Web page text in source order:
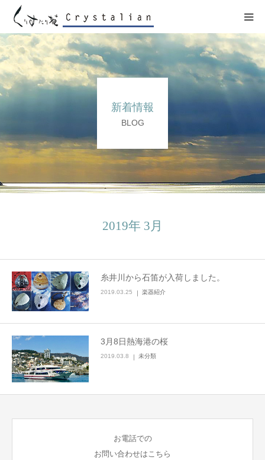
新着情報
BLOG
2019年 3月
糸井川から石笛が入荷しました。
2019.03.25 楽器紹介
3月8日熱海港の桜
2019.03.8 未分類
お電話での
お問い合わせはこちら
ヒーリング
ワークショップ
プロフィール
コンサート